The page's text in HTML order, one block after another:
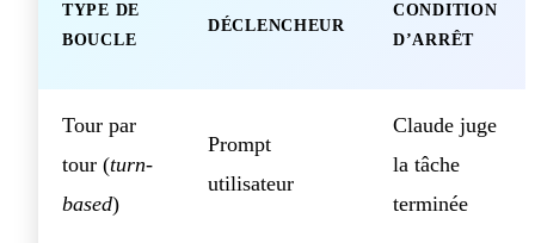
TYPE DE
BOUCLE
DÉCLENCHEUR
CONDITION
D’ARRÊT
Tour par
tour (turn-
based)
Prompt
utilisateur
Claude juge
la tâche
terminée